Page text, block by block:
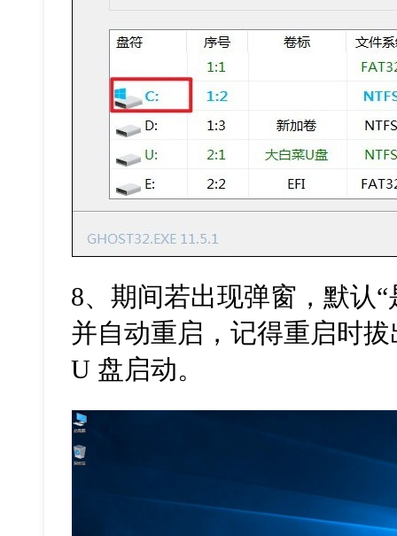
8、期间若出现弹窗，默认
并自动重启，记得重启时
U 盘启动。